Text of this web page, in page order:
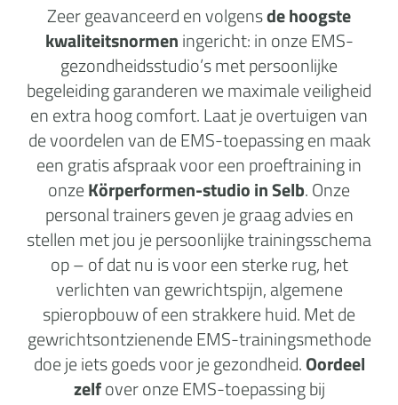
Zeer geavanceerd en volgensde hoogste
kwaliteitsnormeningericht: in onze EMS-
gezondheidsstudio’s met persoonlijke
begeleiding garanderen we maximale veiligheid
en extra hoog comfort. Laat je overtuigen van
de voordelen van de EMS-toepassing en maak
een gratis afspraak voor een proeftraining in
onzeKörperformen-studio in Selb. Onze
personal trainers geven je graag advies en
stellen met jou je persoonlijke trainingsschema
op – of dat nu is voor een sterke rug, het
verlichten van gewrichtspijn, algemene
spieropbouw of een strakkere huid. Met de
gewrichtsontzienende EMS-trainingsmethode
doe je iets goeds voor je gezondheid.Oordeel
zelfover onze EMS-toepassing bij